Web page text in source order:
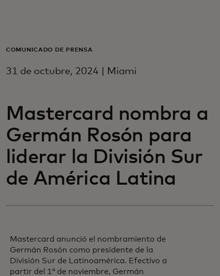
Para empresas
Para inovadores
Notícias e tendências
COMUNICADO DE PRENSA
31 de octubre, 2024 | Miami
Mastercard nombra a
Germán Rosón para
liderar la División Sur
de América Latina
Mastercard anunció el nombramiento de
Germán Rosón como presidente de la
División Sur de Latinoamérica. Efectivo a
partir del 1° de noviembre, Germán